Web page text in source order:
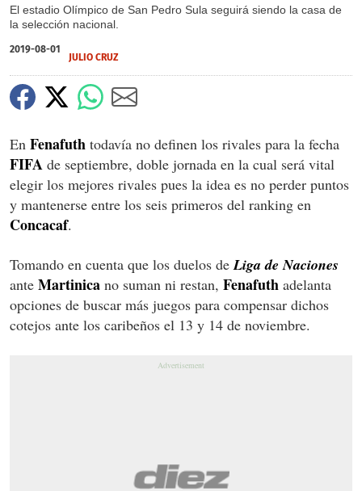
El estadio Olímpico de San Pedro Sula seguirá siendo la casa de
la selección nacional.
2019-08-01
JULIO CRUZ
En Fenafuth todavía no definen los rivales para la fecha
FIFA de septiembre, doble jornada en la cual será vital
elegir los mejores rivales pues la idea es no perder puntos
y mantenerse entre los seis primeros del ranking en
Concacaf.
Tomando en cuenta que los duelos de Liga de Naciones
ante Martinica no suman ni restan, Fenafuth adelanta
opciones de buscar más juegos para compensar dichos
cotejos ante los caribeños el 13 y 14 de noviembre.